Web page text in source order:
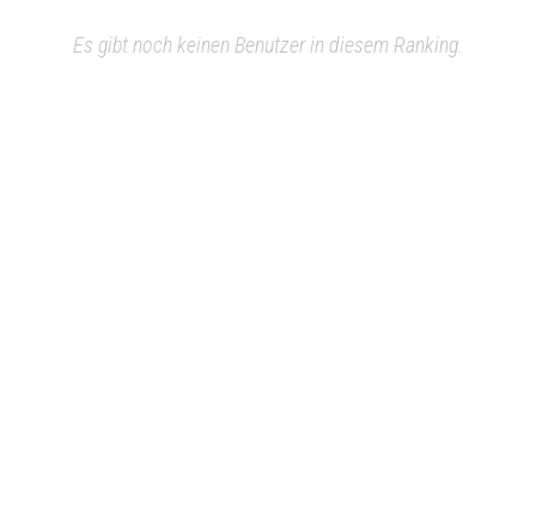
Es gibt noch keinen Benutzer in diesem Ranking.